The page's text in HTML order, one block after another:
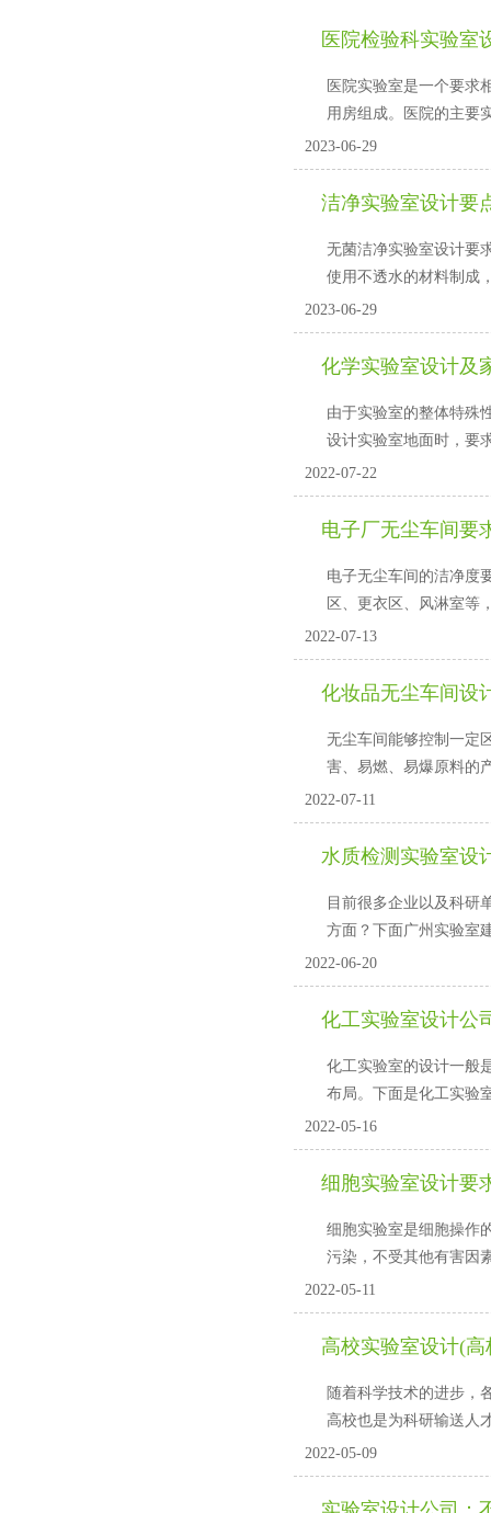
医院检验科实验室
医院实验室是一个要求相
用房组成。医院的主要
2023-06-29
洁净实验室设计要
无菌洁净实验室设计要求
使用不透水的材料制成
2023-06-29
化学实验室设计及
由于实验室的整体特殊性
设计实验室地面时，
2022-07-22
电子厂无尘车间要
电子无尘车间的洁净度要
区、更衣区、风淋室等
2022-07-13
化妆品无尘车间设
无尘车间能够控制一定
害、易燃、易爆原料
2022-07-11
水质检测实验室设
目前很多企业以及科研
方面？下面广州实验
2022-06-20
化工实验室设计公司
化工实验室的设计一般
布局。下面是化工实
2022-05-16
细胞实验室设计要
细胞实验室是细胞操作的
污染，不受其他有害
2022-05-11
高校实验室设计(
随着科学技术的进步
高校也是为科研输送人才的
2022-05-09